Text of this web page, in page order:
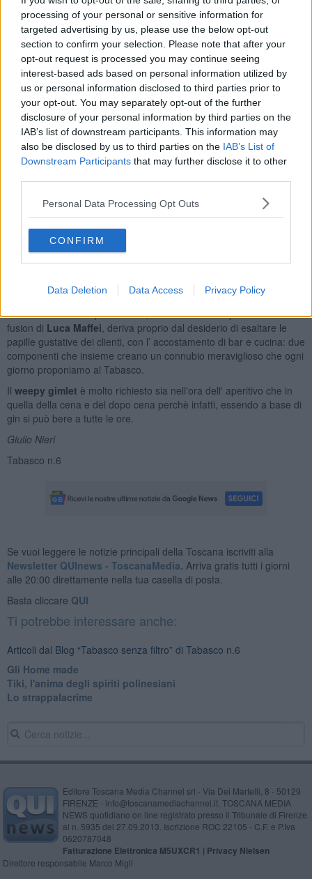
processing of your personal or sensitive information for
targeted advertising by us, please use the below opt-out
section to confirm your selection. Please note that after your
opt-out request is processed you may continue seeing
interest-based ads based on personal information utilized by
us or personal information disclosed to third parties prior to
your opt-out. You may separately opt-out of the further
disclosure of your personal information by third parties on the
IAB’s list of downstream participants. This information may
also be disclosed by us to third parties on the IAB’s List of
Downstream Participants that may further disclose it to other
Personal Data Processing Opt Outs
CONFIRM
Data Deletion Data Access Privacy Policy
Ho scelto di nominare ironicamente il drink "weepy", il cui significato
dall'inglese è "strappalacrime", per un motivo ben preciso: durante
la preparazione del drink ho fatto uso di cipolline rosse di Tropea,
cotte a bassa temperatura in sottovuoto.
Come riconoscere unacipollina rossa di Tropea? E’ quella con la
forma a uovo con un colore bianco all’interno e un involucro rosso.
Il ginconsigliato per la preparazione del gimlet è il navy strenght,
un gin dalle forti caratteristiche alcoliche perché essendo shakerato
è un drink che richiede molta diluizione quindi ha bisogno di un gin
molto intenso. sul weepy ho utilizzato invece un london dry gin
Il lime cordialè una preparazione home made che richiede
l’ultilizzo di un roner per cuocere a bassa temperatura bucce di lime
e zucchero, facendo così uno zucchero aromatizzato chiamato oleo
saccharum solido che successivamente viene sciolto con succo di
lime fresco con certe percentuali di peso tra zucchero e succo di
parte dolce, essenza e succhi freschi o alcool.
La scelta di creare questo drink, abbinandone il sapore alla cucina
fusion di Luca Maffei , deriva proprio dal desiderio di esaltare le
papille gustative dei clienti, con l’ accostamento di bar e cucina: due
componenti che insieme creano un connubio meraviglioso che ogni
giorno proponiamo al Tabasco.
Il weepy gimlet è molto richiesto sia nell'ora dell' aperitivo che in
quella della cena e del dopo cena perchè infatti, essendo a base di
gin si può bere a tutte le ore.
Giulio Nieri
Tabasco n.6
Se vuoi leggere le notizie principali della Toscana iscriviti alla
Newsletter QUInews - ToscanaMedia. Arriva gratis tutti i giorni
alle 20:00 direttamente nella tua casella di posta.
Basta cliccare QUI
Ti potrebbe interessare anche:
Articoli dal Blog “Tabasco senza filtro” di Tabasco n.6
Gli Home made
Tiki, l'anima degli spiriti polinesiani
Lo strappalacrime
Editore Toscana Media Channel srl - Via Dei Martelli, 8 - 50129
FIRENZE - info@toscanamediachannel.it. TOSCANA MEDIA
NEWS quotidiano on line registrato presso il Tribunale di Firenze
al n. 5935 del 27.09.2013. Iscrizione ROC 22105 - C.F. e P.Iva
0620787048
Fatturazione Elettronica M5UXCR1 | Privacy Nielsen
Direttore responsabile Marco Migli